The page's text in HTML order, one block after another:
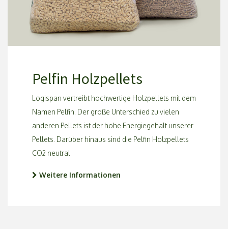
Pelfin Holzpellets
Logispan vertreibt hochwertige Holzpellets mit dem
Namen Pelfin. Der große Unterschied zu vielen
anderen Pellets ist der hohe Energiegehalt unserer
Pellets. Darüber hinaus sind die Pelfin Holzpellets
CO2 neutral.
Weitere Informationen